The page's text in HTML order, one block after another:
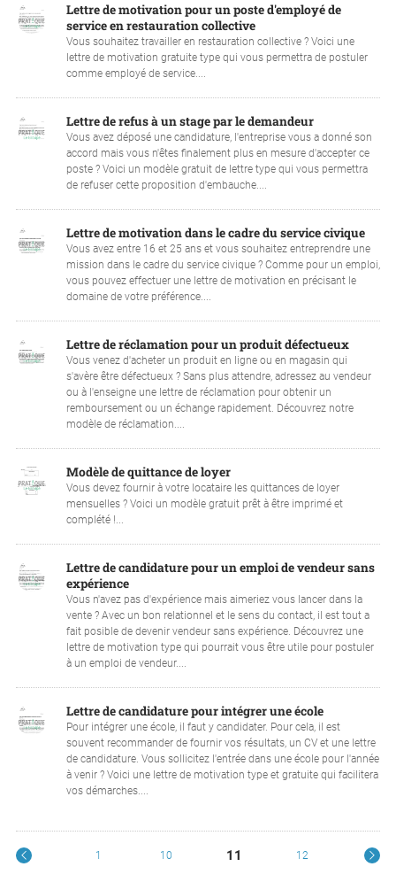
Lettre de motivation pour un poste d'employé de
service en restauration collective
Vous souhaitez travailler en restauration collective ? Voici une
lettre de motivation gratuite type qui vous permettra de postuler
comme employé de service....
Lettre de refus à un stage par le demandeur
Vous avez déposé une candidature, l'entreprise vous a donné son
accord mais vous n'êtes finalement plus en mesure d'accepter ce
poste ? Voici un modèle gratuit de lettre type qui vous permettra
de refuser cette proposition d'embauche....
Lettre de motivation dans le cadre du service civique
Vous avez entre 16 et 25 ans et vous souhaitez entreprendre une
mission dans le cadre du service civique ? Comme pour un emploi,
vous pouvez effectuer une lettre de motivation en précisant le
domaine de votre préférence....
Lettre de réclamation pour un produit défectueux
Vous venez d'acheter un produit en ligne ou en magasin qui
s'avère être défectueux ? Sans plus attendre, adressez au vendeur
ou à l'enseigne une lettre de réclamation pour obtenir un
remboursement ou un échange rapidement. Découvrez notre
modèle de réclamation....
Modèle de quittance de loyer
Vous devez fournir à votre locataire les quittances de loyer
mensuelles ? Voici un modèle gratuit prêt à être imprimé et
complété !...
Lettre de candidature pour un emploi de vendeur sans
expérience
Vous n'avez pas d'expérience mais aimeriez vous lancer dans la
vente ? Avec un bon relationnel et le sens du contact, il est tout a
fait posible de devenir vendeur sans expérience. Découvrez une
lettre de motivation type qui pourrait vous être utile pour postuler
à un emploi de vendeur....
Lettre de candidature pour intégrer une école
Pour intégrer une école, il faut y candidater. Pour cela, il est
souvent recommander de fournir vos résultats, un CV et une lettre
de candidature. Vous sollicitez l'entrée dans une école pour l'année
à venir ? Voici une lettre de motivation type et gratuite qui facilitera
vos démarches....
1 10 11 12